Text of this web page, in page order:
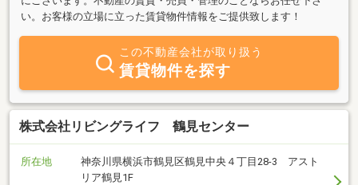
い。お客様の立場に立った賃貸物件情報をご提供致します！
この不動産会社が取り扱う
賃貸物件を探す
株式会社リビングライフ 鶴見センター
所在地
神奈川県横浜市鶴見区鶴見中央４丁目28-3 アスト
リア鶴見1F